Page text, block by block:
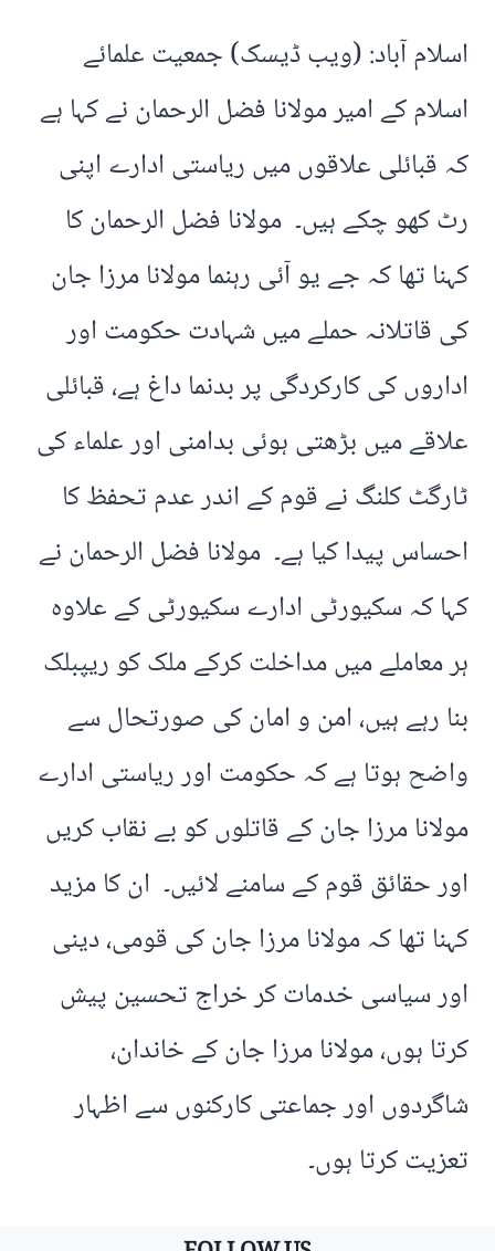
اسلام آباد: (ویب ڈیسک) جمعیت علمائے
اسلام کے امیر مولانا فضل الرحمان نے کہا ہے
کہ قبائلی علاقوں میں ریاستی ادارے اپنی
رٹ کھو چکے ہیں۔ مولانا فضل الرحمان کا
کہنا تھا کہ جے یو آئی رہنما مولانا مرزا جان
کی قاتلانہ حملے میں شہادت حکومت اور
اداروں کی کارکردگی پر بدنما داغ ہے، قبائلی
علاقے میں بڑھتی ہوئی بدامنی اور علماء کی
ٹارگٹ کلنگ نے قوم کے اندر عدم تحفظ کا
احساس پیدا کیا ہے۔ مولانا فضل الرحمان نے
کہا کہ سکیورٹی ادارے سکیورٹی کے علاوہ
ہر معاملے میں مداخلت کرکے ملک کو ریپبلک
بنا رہے ہیں، امن و امان کی صورتحال سے
واضح ہوتا ہے کہ حکومت اور ریاستی ادارے
مولانا مرزا جان کے قاتلوں کو بے نقاب کریں
اور حقائق قوم کے سامنے لائیں۔ ان کا مزید
کہنا تھا کہ مولانا مرزا جان کی قومی، دینی
اور سیاسی خدمات کر خراج تحسین پیش
کرتا ہوں، مولانا مرزا جان کے خاندان،
شاگردوں اور جماعتی کارکنوں سے اظہار
تعزیت کرتا ہوں۔